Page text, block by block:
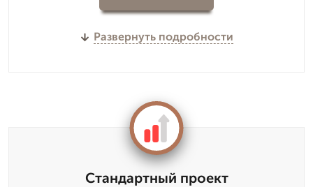
Развернуть подробности
Стандартный проект